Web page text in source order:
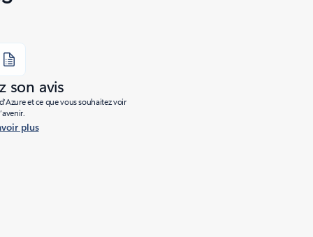
son avis
et ce que vous souhaitez voir
plus